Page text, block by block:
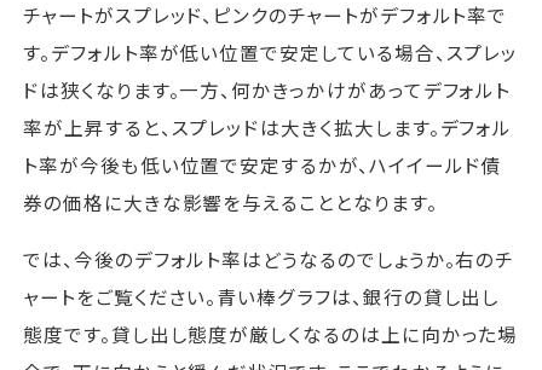
チャートがスプレッド、ピンクのチャートがデフォルト率で
す。デフォルト率が低い位置で安定している場合、スプレッ
ドは狭くなります。一方、何かきっかけがあってデフォルト
率が上昇すると、スプレッドは大きく拡大します。デフォル
ト率が今後も低い位置で安定するかが、ハイイールド債
券の価格に大きな影響を与えることとなります。
では、今後のデフォルト率はどうなるのでしょうか。右のチ
ャートをご覧ください。青い棒グラフは、銀行の貸し出し
態度です。貸し出し態度が厳しくなるのは上に向かった場